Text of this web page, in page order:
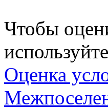
Чтобы
Оценка